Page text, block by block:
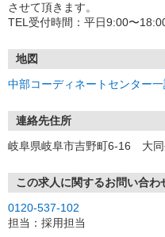
させて頂きます。
TEL受付時間：平日9:00〜
地図
中部コーディネートセンター一
連絡先住所
岐阜県岐阜市吉野町6-16 大同
この求人に関するお問い合わ
0120-537-102
担当：採用担当